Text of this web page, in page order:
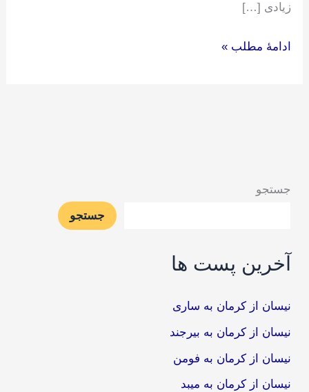
زیادی […]
ادامۀ مطلب »
جستجو
جستجو
آخرین پست ها
نیسان از کرمان به ساری
نیسان از کرمان به بیرجند
نیسان از کرمان به فومن
نیسان از کرمان به میبد